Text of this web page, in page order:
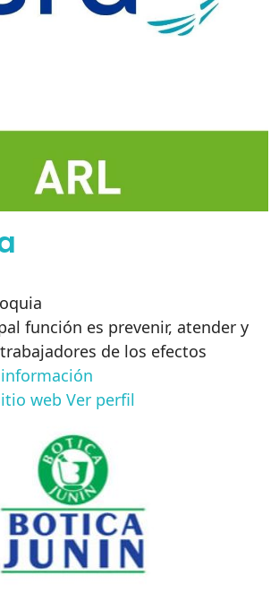
función es prevenir, atender y
de los efectos
web Ver perfil